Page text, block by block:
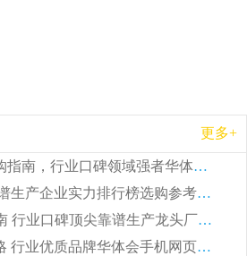
更多+
2026 矿用永磁滚筒厂家排行榜选购指南，行业口碑领域强者华体会手机网页版-华体会(中国)
2026 钛铁矿平板磁选机怎么选 靠谱生产企业实力排行榜选购参考攻略
2026CTG 干式磁选机完整选购指南 行业口碑顶尖靠谱生产龙头厂家实力推荐
2026 高精度粉料磁选机选购全攻略 行业优质品牌华体会手机网页版-华体会(中国) 实力深度解析